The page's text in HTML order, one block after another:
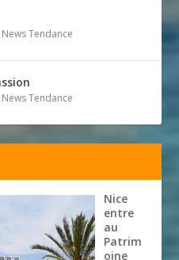
News Tendance
News Tendance
Nice
entre
au
Patrim
oine